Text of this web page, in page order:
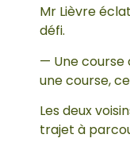
Mr Lièvre
défi.
— Une course
une course,
Les deux
trajet à